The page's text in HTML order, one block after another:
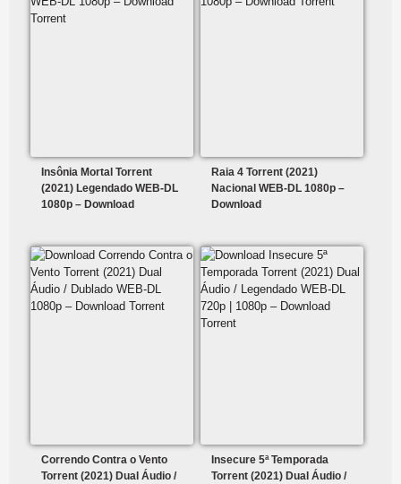
Insônia Mortal Torrent
(2021) Legendado WEB-DL
1080p – Download
Raia 4 Torrent (2021)
Nacional WEB-DL 1080p –
Download
Correndo Contra o Vento
Torrent (2021) Dual Áudio /
Insecure 5ª Temporada
Torrent (2021) Dual Áudio /